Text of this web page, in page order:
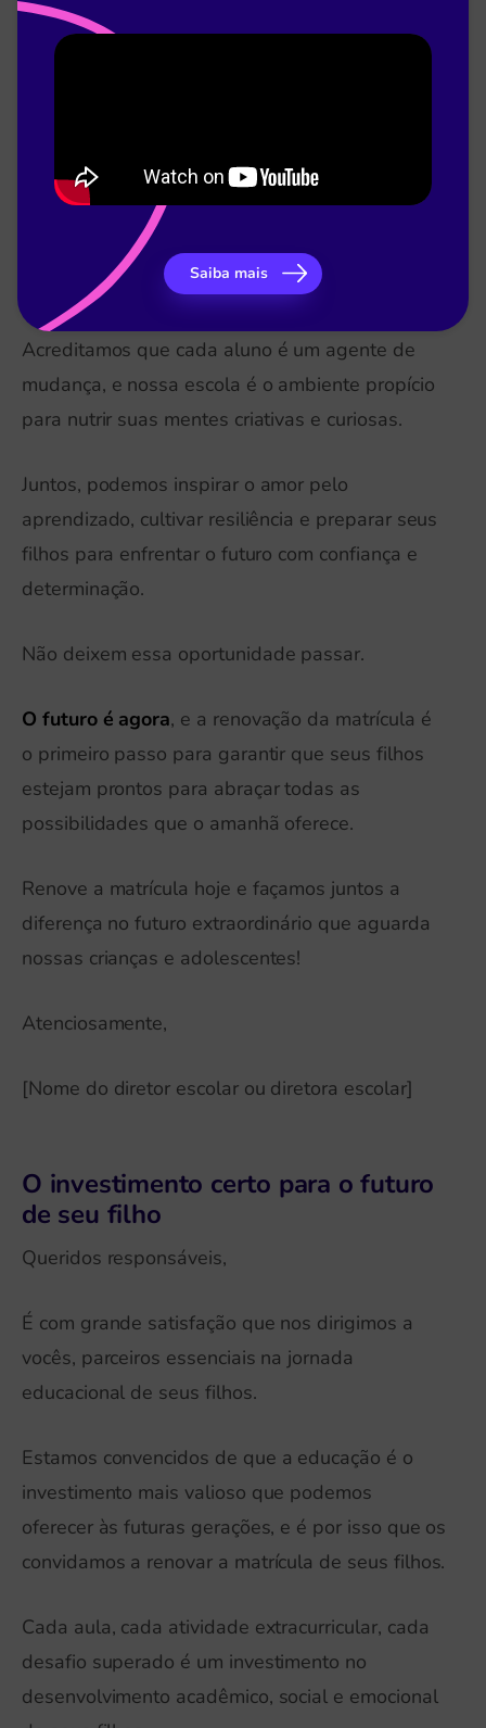
Os avanços tecnológicos, as descobertas
científicas e as mudanças sociais ocorrem a uma
filhos estejam na vanguarda dessas
transformações, adquirindo conhecimentos,
habilidades e valores que os capacitarão para o
mundo que os espera.
Acreditamos que cada aluno é um agente de
mudança, e nossa escola é o ambiente propício
para nutrir suas mentes criativas e curiosas.
Juntos, podemos inspirar o amor pelo
aprendizado, cultivar resiliência e preparar seus
filhos para enfrentar o futuro com confiança e
determinação.
Não deixem essa oportunidade passar.
O futuro é agora, e a renovação da matrícula é
o primeiro passo para garantir que seus filhos
estejam prontos para abraçar todas as
possibilidades que o amanhã oferece.
Renove a matrícula hoje e façamos juntos a
diferença no futuro extraordinário que aguarda
nossas crianças e adolescentes!
Atenciosamente,
[Nome do diretor escolar ou diretora escolar]
O investimento certo para o futuro
de seu filho
Queridos responsáveis,
É com grande satisfação que nos dirigimos a
vocês, parceiros essenciais na jornada
educacional de seus filhos.
Estamos convencidos de que a educação é o
investimento mais valioso que podemos
oferecer às futuras gerações, e é por isso que os
convidamos a renovar a matrícula de seus filhos.
Cada aula, cada atividade extracurricular, cada
desafio superado é um investimento no
desenvolvimento acadêmico, social e emocional
Saiba mais